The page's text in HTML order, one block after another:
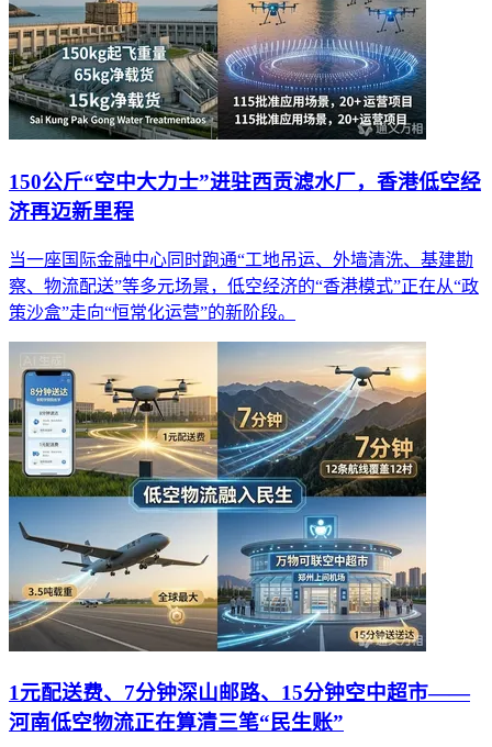
150公斤“空中大力士”进驻西贡滤水厂，香港低空经
济再迈新里程
当一座国际金融中心同时跑通“工地吊运、外墙清洗、基建勘
察、物流配送”等多元场景，低空经济的“香港模式”正在从“政
策沙盒”走向“恒常化运营”的新阶段。
1元配送费、7分钟深山邮路、15分钟空中超市——
河南低空物流正在算清三笔“民生账”